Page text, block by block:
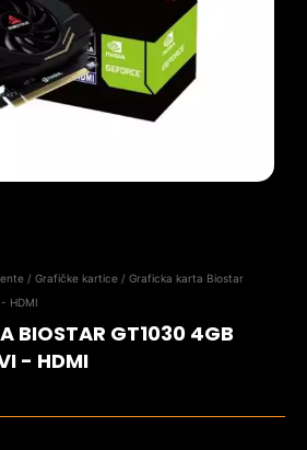
/ Grafičke kartice / Graficka karta Biostar
HDMI
BIOSTAR GT1030 4GB
- HDMI